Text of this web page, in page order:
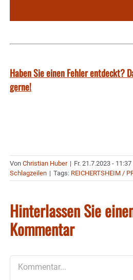
Haben Sie einen Fehler entdeckt?
gerne!
Von Christian Huber | Fr. 21.7.2023 - 11:37
Schlagzeilen | Tags: REICHERTSHEIM /
Hinterlassen Sie
Kommentar